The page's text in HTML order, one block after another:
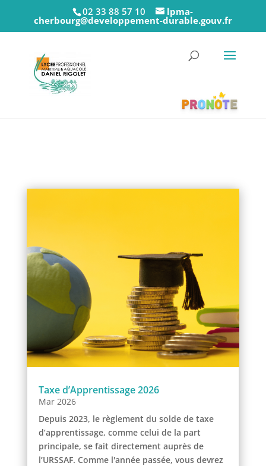
02 33 88 57 10 lpma-
cherbourg@developpement-durable.gouv.fr
Taxe d’Apprentissage 2026
Mar 2026
Depuis 2023, le règlement du solde de taxe
d’apprentissage, comme celui de la part
principale, se fait directement auprès de
l’URSSAF. Comme l'année passée, vous devrez